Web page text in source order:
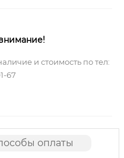
и стоимость по тел:
67
оплаты